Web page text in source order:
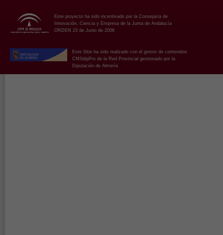
Este proyecto ha sido incentivado por la Consejaría de
Innovación, Ciencia y Empresa de la Junta de Andalucía
ORDEN 23 de Junio de 2008
Este Sitio ha sido realizado con el gestor de contenidos
CMSdipPro de la Red Provincial gestionado por la
Diputación de Almería